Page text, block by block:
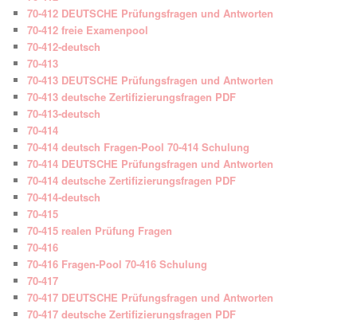
70-412 DEUTSCHE Prüfungsfragen und Antworten
70-412 freie Examenpool
70-412-deutsch
70-413
70-413 DEUTSCHE Prüfungsfragen und Antworten
70-413 deutsche Zertifizierungsfragen PDF
70-413-deutsch
70-414
70-414 deutsch Fragen-Pool 70-414 Schulung
70-414 DEUTSCHE Prüfungsfragen und Antworten
70-414 deutsche Zertifizierungsfragen PDF
70-414-deutsch
70-415
70-415 realen Prüfung Fragen
70-416
70-416 Fragen-Pool 70-416 Schulung
70-417
70-417 DEUTSCHE Prüfungsfragen und Antworten
70-417 deutsche Zertifizierungsfragen PDF